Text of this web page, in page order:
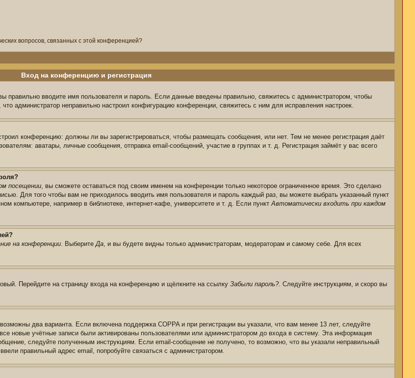
вопросов, связанных с этой конференцией?
Вход на конференцию и регистрация
правильно вводите имя пользователя и пароль. Если данные введены правильно, свяжитесь с администратором, чтобы
администратор неправильно настроил конфигурацию конференции, свяжитесь с ним для исправления настроек.
конференцию: должны ли вы зарегистрироваться, чтобы размещать сообщения, или нет. Тем не менее регистрация даёт
аватары, личные сообщения, отправка email-сообщений, участие в группах и т. д. Регистрация займёт у вас всего
посещении, вы сможете оставаться под своим именем на конференции только некоторое ограниченное время. Это сделано
Для того чтобы вам не приходилось вводить имя пользователя и пароль каждый раз, вы можете выбрать указанный пункт
компьютере, например в библиотеке, интернет-кафе, университете и т. д. Если пунктАвтоматически входить при каждом
на конференции. ВыберитеДа, и вы будете видны только администраторам, модераторам и самому себе. Для всех
Перейдите на страницу входа на конференцию и щёлкните на ссылку Забыли пароль?. Следуйте инструкциям, и скоро вы
два варианта. Если включена поддержка COPPA и при регистрации вы указали, что вам менее 13 лет, следуйте
новые учётные записи были активированы пользователями или администратором до входа в систему. Эта информация
следуйте полученным инструкциям. Если email-сообщение не получено, то возможно, что вы указали неправильный
правильный адрес email, попробуйте связаться с администратором.